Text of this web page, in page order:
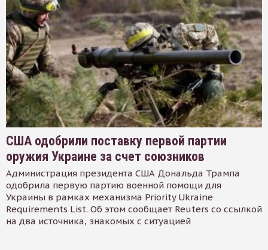
США одобрили поставку первой партии
оружия Украине за счет союзников
Администрация президента США Дональда Трампа
одобрила первую партию военной помощи для
Украины в рамках механизма Priority Ukraine
Requirements List. Об этом сообщает Reuters со ссылкой
на два источника, знакомых с ситуацией